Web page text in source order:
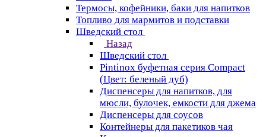
Термосы, кофейники, баки для напитков
Топливо для мармитов и подставки
Шведский стол
Назад
Шведский стол
Pintinox буфетная серия Compact
(Цвет: беленый дуб)
Диспенсеры для напитков, для
мюсли, булочек, емкости для джема
Диспенсеры для соусов
Контейнеры для пакетиков чая